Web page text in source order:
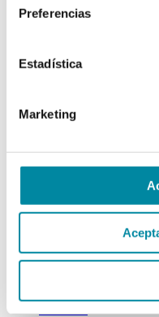
Preferencias
Estadística
Marketing
Esencias Naturales
Extractos Glicólicos
Extractos Oleosos
Plantas y Tinturas
keyboard_arrow_rightEnvases
Frascos y Tapas
Tarros Cosmética
Tarros Farmacia